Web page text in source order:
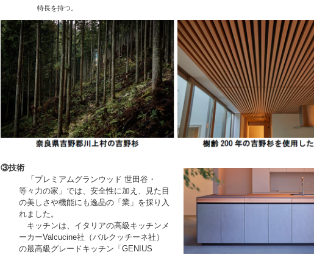
特長を持つ。
③技術
「プレミアムグランウッド 世田谷・
等々力の家」では、安全性に加え、見た目
の美しさや機能にも逸品の「業」を採り入
れました。
キッチンは、イタリアの高級キッチンメ
ーカーValcucine社（バルクッチーネ社）
の最高級グレードキッチン「GENIUS